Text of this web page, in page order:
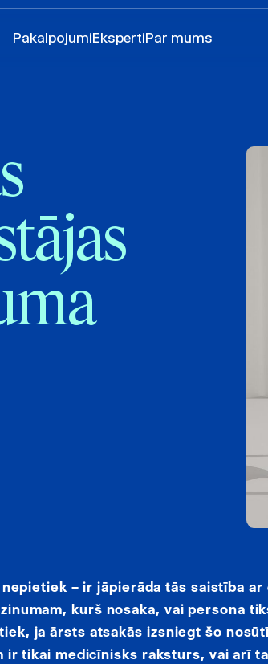
PakalpojumiEkspertiPar mums
– ir jāpierāda tās saistība ar
kurš nosaka, vai persona
ja ārsts atsakās izsniegt šo
ir tikai medicīnisks raksturs, vai arī